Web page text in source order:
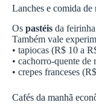
Lanches e comida de
Os pastéis da
Também vale
• tapiocas (R$ 10 a
• cachorro-quente
• crepes franceses
Cafés da manhã